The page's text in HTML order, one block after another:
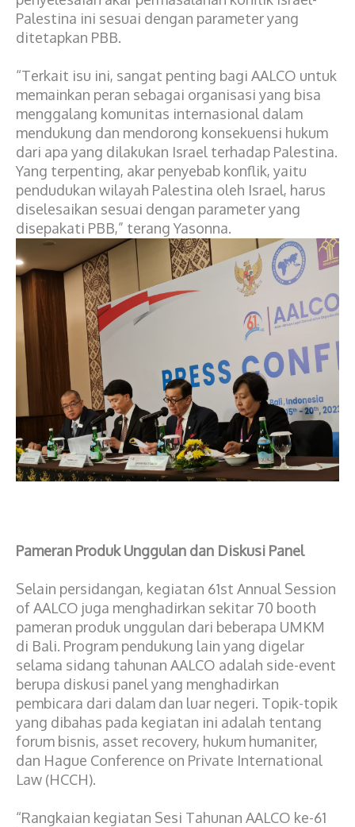
Palestina ini sesuai dengan parameter yang
ditetapkan PBB.
“Terkait isu ini, sangat penting bagi AALCO untuk
memainkan peran sebagai organisasi yang bisa
menggalang komunitas internasional dalam
mendukung dan mendorong konsekuensi hukum
dari apa yang dilakukan Israel terhadap Palestina.
Yang terpenting, akar penyebab konflik, yaitu
pendudukan wilayah Palestina oleh Israel, harus
diselesaikan sesuai dengan parameter yang
disepakati PBB,” terang Yasonna.
Pameran Produk Unggulan dan Diskusi Panel
Selain persidangan, kegiatan 61st Annual Session
of AALCO juga menghadirkan sekitar 70 booth
pameran produk unggulan dari beberapa UMKM
di Bali. Program pendukung lain yang digelar
selama sidang tahunan AALCO adalah side-event
berupa diskusi panel yang menghadirkan
pembicara dari dalam dan luar negeri. Topik-topik
yang dibahas pada kegiatan ini adalah tentang
forum bisnis, asset recovery, hukum humaniter,
dan Hague Conference on Private International
Law (HCCH).
“Rangkaian kegiatan Sesi Tahunan AALCO ke-61